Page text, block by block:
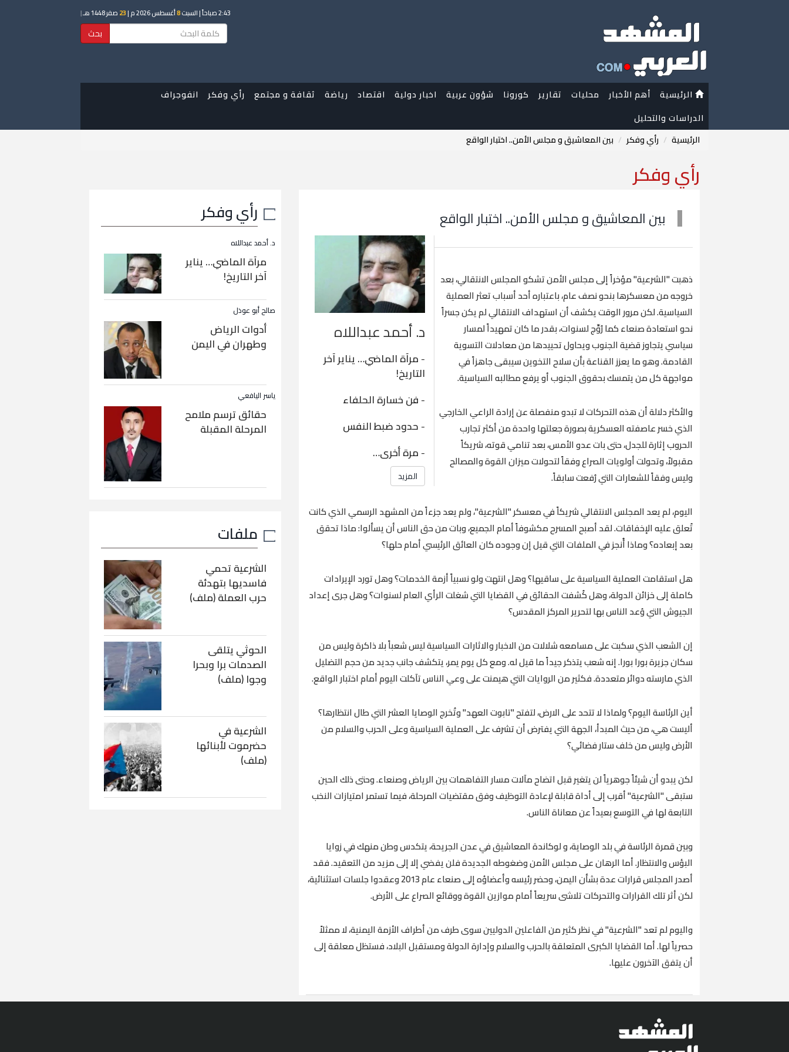
2:43 صباحاً | السبت8أغسطس 2026 م | 23 صفر 1448 هـ |
بحث
الرئيسية أهم الأخبار محليات تقارير كورونا شؤون عربية اخبار دولية اقتصاد رياضة ثقافة و مجتمع رأي وفكر
انفوجراف
الدراسات والتحليل
الرئيسية
رأي وفكر بين المعاشيق و مجلس الأمن.. اختبار الواقع
رأي وفكر
بين المعاشيق و مجلس الأمن.. اختبار الواقع
د. أحمد عبداللاه
-مرآة الماضي… يناير آخر
التاريخ!
-فن خسارة الحلفاء
-حدود ضبط النفس
-مرة أخرى…
المزيد
ذهبت "الشرعية" مؤخراً إلى مجلس الأمن تشكو المجلس الانتقالي، بعد
خروجه من معسكرها بنحو نصف عام، باعتباره أحد أسباب تعثر العملية
السياسية. لكن مرور الوقت يكشف أن استهداف الانتقالي لم يكن جسراً
نحو استعادة صنعاء كما رُوِّج لسنوات، بقدر ما كان تمهيداً لمسار
سياسي يتجاوز قضية الجنوب ويحاول تحييدها من معادلات التسوية
القادمة. وهو ما يعزز القناعة بأن سلاح التخوين سيبقى جاهزاً في
مواجهة كل من يتمسك بحقوق الجنوب أو يرفع مطالبه السياسية.
والأكثر دلالة أن هذه التحركات لا تبدو منفصلة عن إرادة الراعي الخارجي
الذي خسر عاصفته العسكرية بصورة جعلتها واحدة من أكثر تجارب
الحروب إثارة للجدل، حتى بات عدو الأمس، بعد تنامي قوته، شريكاً
مقبولاً، وتحولت أولويات الصراع وفقاً لتحولات ميزان القوة والمصالح
وليس وفقاً للشعارات التي رُفعت سابقاً.
اليوم، لم يعد المجلس الانتقالي شريكاً في معسكر "الشرعية"، ولم يعد جزءاً من المشهد الرسمي الذي كانت
تُعلق عليه الإخفاقات. لقد أصبح المسرح مكشوفاً أمام الجميع، وبات من حق الناس أن يسألوا: ماذا تحقق
بعد إبعاده؟ وماذا أُنجز في الملفات التي قيل إن وجوده كان العائق الرئيسي أمام حلها؟
هل استقامت العملية السياسية على ساقيها؟ وهل انتهت ولو نسبياً أزمة الخدمات؟ وهل تورد الإيرادات
كاملة إلى خزائن الدولة، وهل كُشفت الحقائق في القضايا التي شغلت الرأي العام لسنوات؟ وهل جرى إعداد
الجيوش التي وُعد الناس بها لتحرير المركز المقدس؟
إن الشعب الذي سكبت على مسامعه شلالات من الاخبار والاثارات السياسية ليس شعباً بلا ذاكرة وليس من
سكان جزيرة بورا بورا. إنه شعب يتذكر جيداً ما قيل له. ومع كل يوم يمر، يتكشف جانب جديد من حجم التضليل
الذي مارسته دوائر متعددة. فكثير من الروايات التي هيمنت على وعي الناس تآكلت اليوم أمام اختبار الواقع.
أين الرئاسة اليوم؟ ولماذا لا تتحد على الارض، لتفتح "تابوت العهد" وتُخرج الوصايا العشر التي طال انتظارها؟
أليست هي، من حيث المبدأ، الجهة التي يفترض أن تشرف على العملية السياسية وعلى الحرب والسلام من
الأرض وليس من خلف ستار فضائي؟
لكن يبدو أن شيئاً جوهرياً لن يتغير قبل اتضاح مآلات مسار التفاهمات بين الرياض وصنعاء. وحتى ذلك الحين
ستبقى "الشرعية" أقرب إلى أداة قابلة لإعادة التوظيف وفق مقتضيات المرحلة، فيما تستمر امتيازات النخب
التابعة لها في التوسع بعيداً عن معاناة الناس.
وبين قمرة الرئاسة في بلد الوصاية، و لوكاندة المعاشيق في عدن الجريحة، يتكدس وطن منهك في زوايا
البؤس والانتظار. أما الرهان على مجلس الأمن وضغوطه الجديدة فلن يفضي إلا إلى مزيد من التعقيد. فقد
أصدر المجلس قرارات عدة بشأن اليمن، وحضر رئيسه وأعضاؤه إلى صنعاء عام 2013 وعقدوا جلسات استثنائية،
لكن أثر تلك القرارات والتحركات تلاشى سريعاً أمام موازين القوة ووقائع الصراع على الأرض.
واليوم لم تعد "الشرعية" في نظر كثير من الفاعلين الدوليين سوى طرف من أطراف الأزمة اليمنية، لا ممثلاً
حصرياً لها. أما القضايا الكبرى المتعلقة بالحرب والسلام وإدارة الدولة ومستقبل البلاد، فستظل معلقة إلى
أن يتفق الآخرون عليها.
رأي وفكر
د. أحمد عبداللاه
مرآة الماضي… يناير
آخر التاريخ!
صالح أبو عوذل
أدوات الرياض
وطهران في اليمن
ياسر اليافعي
حقائق ترسم ملامح
المرحلة المقبلة
ملفات
الشرعية تحمي
فاسديها بتهدئة
حرب العملة (ملف)
الحوثي يتلقى
الصدمات برا وبحرا
وجوا (ملف)
الشرعية في
حضرموت لأبنائها
(ملف)